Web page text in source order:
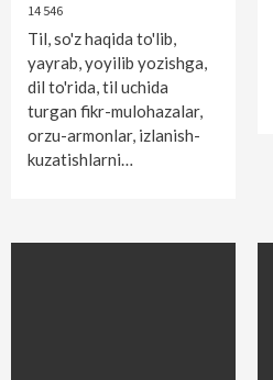
14 546
Til, so'z haqida to'lib,
yayrab, yoyilib yozishga,
dil to'rida, til uchida
turgan fikr-mulohazalar,
orzu-armonlar, izlanish-
kuzatishlarni…